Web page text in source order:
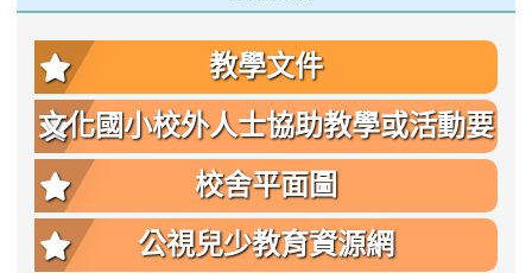
教學文件
文化國小校外人士協助教學或活動要
點
校舍平面圖
公視兒少教育資源網